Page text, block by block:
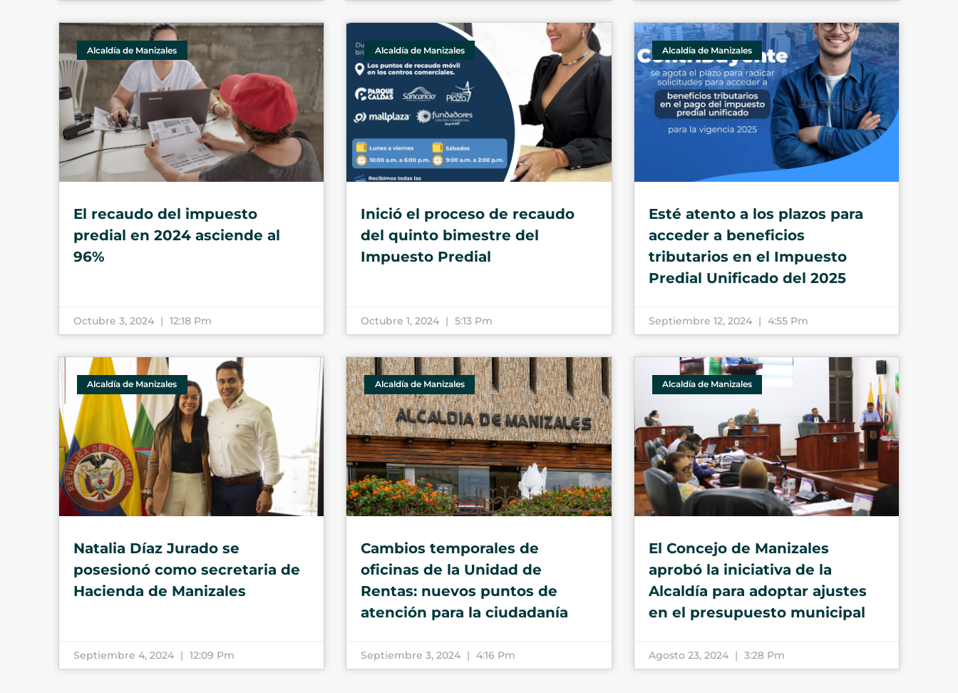
Alcaldía de Manizales
El recaudo del impuesto
predial en 2024 asciende al
96%
Octubre 3, 2024 12:18 Pm
Alcaldía de Manizales
Inició el proceso de recaudo
del quinto bimestre del
Impuesto Predial
Octubre 1, 2024 5:13 Pm
Alcaldía de Manizales
Esté atento a los plazos para
acceder a beneficios
tributarios en el Impuesto
Predial Unificado del 2025
Septiembre 12, 2024 4:55 Pm
Alcaldía de Manizales
Natalia Díaz Jurado se
posesionó como secretaria de
Hacienda de Manizales
Septiembre 4, 2024 12:09 Pm
Alcaldía de Manizales
Cambios temporales de
oficinas de la Unidad de
Rentas: nuevos puntos de
atención para la ciudadanía
Septiembre 3, 2024 4:16 Pm
Alcaldía de Manizales
El Concejo de Manizales
aprobó la iniciativa de la
Alcaldía para adoptar ajustes
en el presupuesto municipal
Agosto 23, 2024 3:28 Pm